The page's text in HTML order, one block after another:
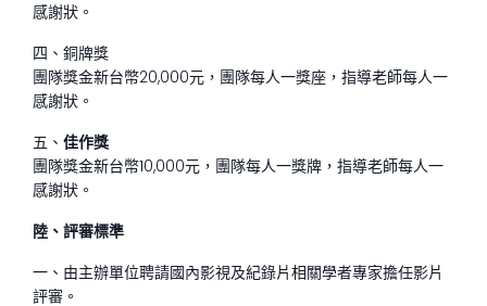
感謝狀。
四、銅牌獎
團隊獎金新台幣20,000元，團隊每人一獎座，指導老師每人一
感謝狀。
五、 佳作獎
團隊獎金新台幣10,000元，團隊每人一獎牌，指導老師每人一
感謝狀。
陸、 評審標準
一、由主辦單位聘請國內影視及紀錄片相關學者專家擔任影片
評審。